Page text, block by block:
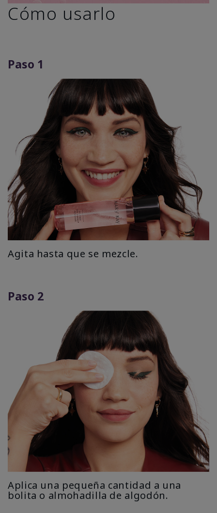
Cómo usarlo
Paso 1
Agita hasta que se mezcle.
Paso 2
Aplica una pequeña cantidad a una
bolita o almohadilla de algodón.